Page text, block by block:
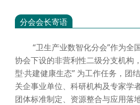
分会会长寄语
“卫生产业数智化分会”作为全
协会下设的非营利性二级分支机构
型·共建健康生态” 为工作任务，团
关企事业单位、科研机构及专家学
团体标准制定、资源整合与应用落